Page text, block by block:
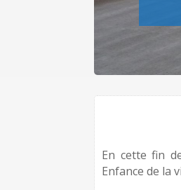
En cette fin
Enfance de la